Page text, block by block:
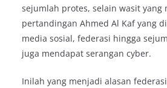
sejumlah protes, selain wasit yang
pertandingan Ahmed Al Kaf yang
media sosial, federasi hingga
juga mendapat serangan cyber.
Inilah yang menjadi alasan